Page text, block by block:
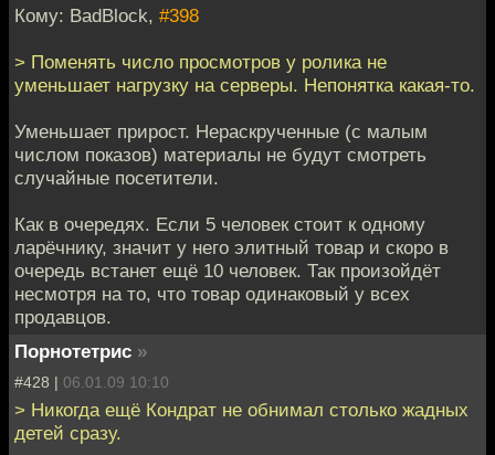
Кому: BadBlock, #398
> Поменять число просмотров у ролика не
уменьшает нагрузку на серверы. Непонятка какая-то.
Уменьшает прирост. Нераскрученные (с малым
числом показов) материалы не будут смотреть
случайные посетители.
Как в очередях. Если 5 человек стоит к одному
ларёчнику, значит у него элитный товар и скоро в
очередь встанет ещё 10 человек. Так произойдёт
несмотря на то, что товар одинаковый у всех
продавцов.
Порнотетрис »
#428 | 06.01.09 10:10
> Никогда ещё Кондрат не обнимал столько жадных
детей сразу.